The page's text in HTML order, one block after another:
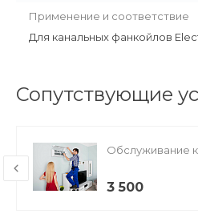
Применение и соответствие
Для канальных фанкойлов
Сопутствующие
Обслуживание
3 500